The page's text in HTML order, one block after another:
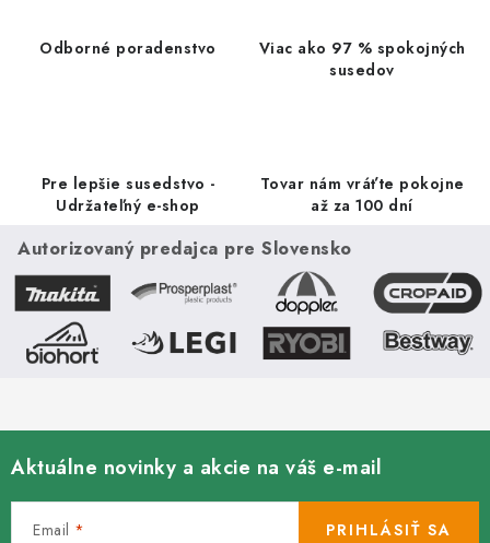
Odborné poradenstvo
Viac ako 97 % spokojných
susedov
Pre lepšie susedstvo -
Udržateľný e-shop
Tovar nám vráťte pokojne
až za 100 dní
Autorizovaný predajca pre Slovensko
Aktuálne novinky a akcie na váš e-mail
Email PRIHLÁSIŤ SA